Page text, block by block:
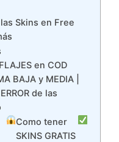
Skins en Free
en COD
BAJA y MEDIA |
de las
Como tener
SKINS GRATIS